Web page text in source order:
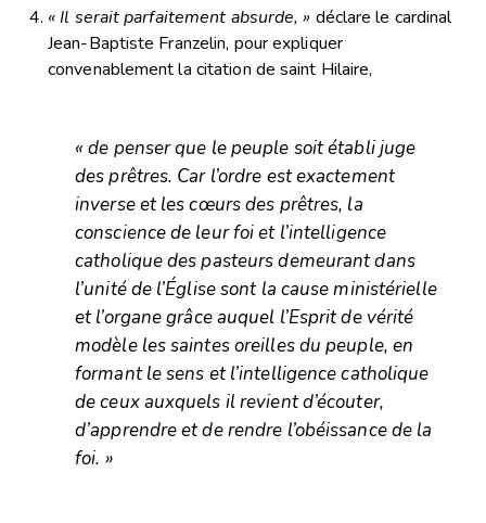
« Il serait parfaitement absurde, » déclare le cardinal
Jean-Baptiste Franzelin, pour expliquer
convenablement la citation de saint Hilaire,
« de penser que le peuple soit établi juge
des prêtres. Car l’ordre est exactement
inverse et les cœurs des prêtres, la
conscience de leur foi et l’intelligence
catholique des pasteurs demeurant dans
l’unité de l’Église sont la cause ministérielle
et l’organe grâce auquel l’Esprit de vérité
modèle les saintes oreilles du peuple, en
formant le sens et l’intelligence catholique
de ceux auxquels il revient d’écouter,
d’apprendre et de rendre l’obéissance de la
foi. »